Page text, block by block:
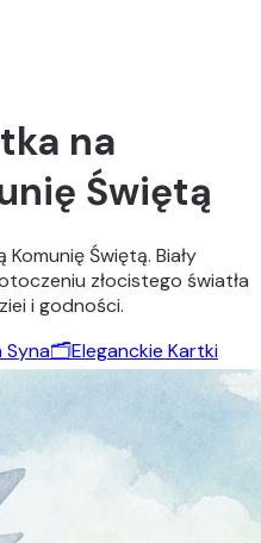
na
Świętą
Świętą. Biały
złocistego światła
i godności.
Syna🗂️Eleganckie Kartki